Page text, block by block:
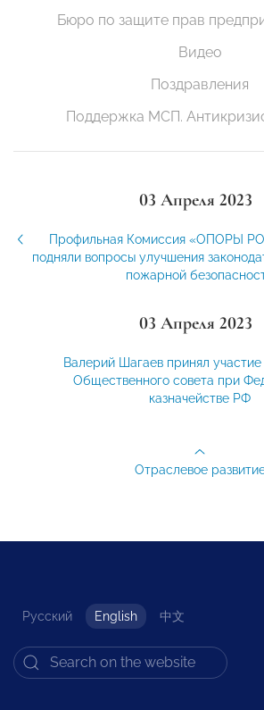
Бюро по защите прав
Видео
Поздравления
Поддержка МСП.
03 Апреля 2023
Профильная Комиссия «ОПОРЫ
подняли вопросы улучшения
пожарной
03 Апреля 2023
Валерий Шагаев принял участие
Общественного совета при
казначействе РФ
Отраслевое
Русский English 中文